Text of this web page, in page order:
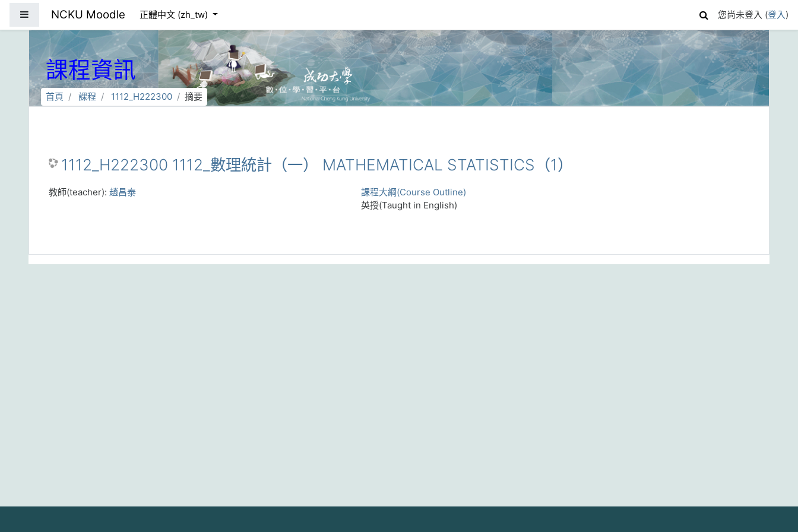
NCKU Moodle 正體中文 ‎(zh_tw)‎ 您尚未登入 (登入)
課程資訊
首頁 課程 1112_H222300 摘要
1112_H222300 1112_數理統計（一） MATHEMATICAL STATISTICS（1）
課程大綱(Course Outline)
英授(Taught in English)
教師(teacher): 趙昌泰